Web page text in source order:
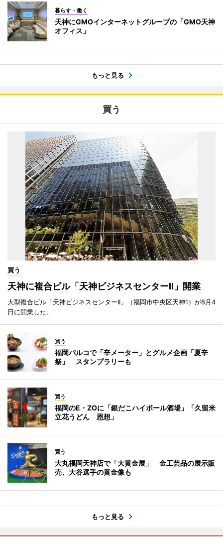
暮らす・働く
天神にGMOインターネットグループの「GMO天神
オフィス」
もっと見る
買う
買う
天神に複合ビル「天神ビジネスセンターII」開業
大型複合ビル「天神ビジネスセンターII」（福岡市中央区天神1）が8月4
日に開業した。
買う
福岡パルコで「辛メーター」とグルメ企画「夏辛
祭」 スタンプラリーも
買う
福岡のE・ZOに「銀だこハイボール酒場」「久留米
立花うどん 恩想」
買う
大丸福岡天神店で「大黄金展」 金工芸品の展示販
売、大谷選手の黄金像も
もっと見る